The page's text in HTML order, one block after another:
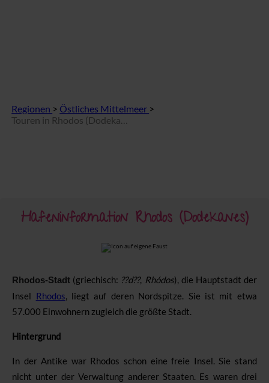
Regionen > Östliches Mittelmeer >
Touren in Rhodos (Dodekanes)
Hafeninformation Rhodos (Dodekanes)
Rhodos-Stadt (griechisch: ??d??, Rhódos), die Hauptstadt der
Insel Rhodos, liegt auf deren Nordspitze. Sie ist mit etwa
57.000 Einwohnern zugleich die größte Stadt.
Hintergrund
In der Antike war Rhodos schon eine freie Insel. Sie stand
nicht unter der Verwaltung anderer Staaten. Es waren drei